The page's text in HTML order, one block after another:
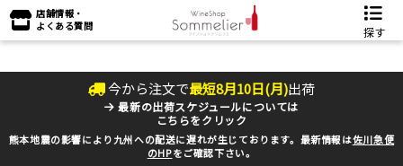
店舗情報・
よくある質問
探す
今から注文で最短8月10日(月)出荷
最新の出荷スケジュールについては
こちらをクリック
熊本地震の影響により九州への配送に遅れが生じております。最新情報は佐川急便
のHPをご確認下さい。